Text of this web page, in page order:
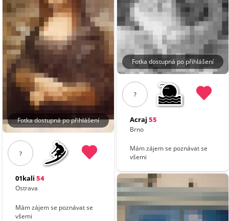
Fotka dostupná po přihlášení
?
01kali 54
Ostrava
Mám zájem se poznávat se
všemi
Fotka dostupná po přihlášení
?
Acraj 55
Brno
Mám zájem se poznávat se
všemi